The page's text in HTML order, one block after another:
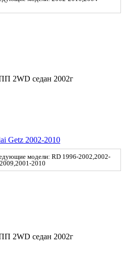
2WD седан 2002г
Getz 2002-2010
модели: RD 1996-2002,2002-
2010
2WD седан 2002г